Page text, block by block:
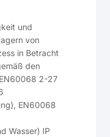
und
von
in Betracht
den
2-27
EN60068
Wasser) IP